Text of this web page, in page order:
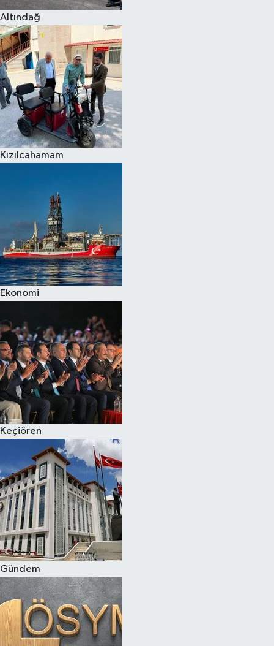
Altındağ
Kızılcahamam
Ekonomi
Keçiören
Gündem